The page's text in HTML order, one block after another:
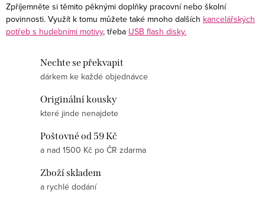
Zpříjemněte si těmito pěknými doplňky pracovní nebo školní
povinnosti. Využít k tomu můžete také mnoho dalších kancelářských
potřeb s hudebními motivy, třeba USB flash disky.
Nechte se překvapit
dárkem ke každé objednávce
Originální kousky
které jinde nenajdete
Poštovné od 59 Kč
a nad 1500 Kč po ČR zdarma
Zboží skladem
a rychlé dodání